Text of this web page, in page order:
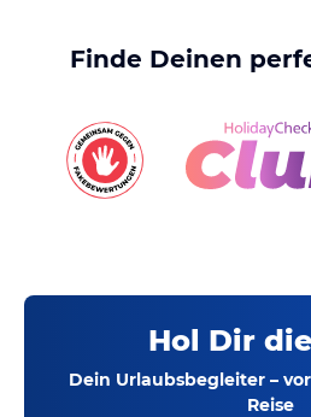
Finde Deinen
Hol Dir
Dein Urlaubsbegleiter –
Reise